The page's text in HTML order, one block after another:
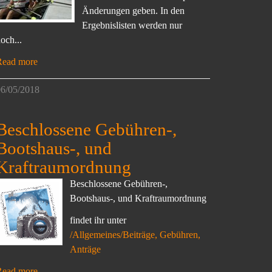
Änderungen geben. In den
Ergebnislisten werden nur
more
05/2018
Gebühren-,
, und
Beschlossene Gebühren-,
Bootshaus-, und Kraftraumordnung
findet ihr unter
/Allgemeines/Beiträge, Gebühren,
Anträge